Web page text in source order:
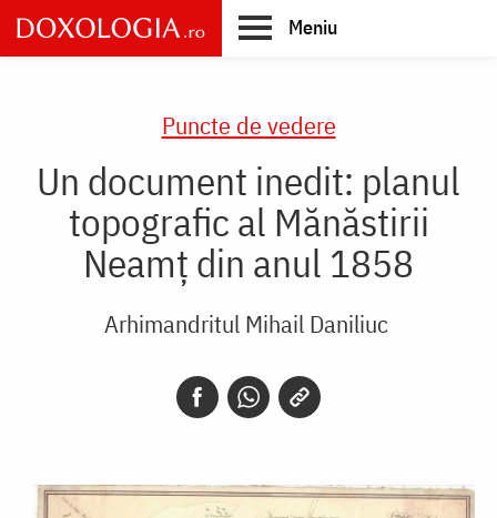
Skip
to
main
Meniu
Puncte de vedere
Un document inedit: planul
topografic al Mănăstirii
Neamț din anul 1858
Arhimandritul Mihail Daniliuc